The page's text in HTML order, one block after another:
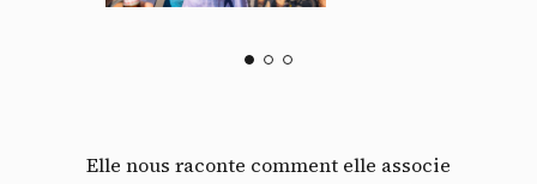
Elle nous raconte comment elle associe